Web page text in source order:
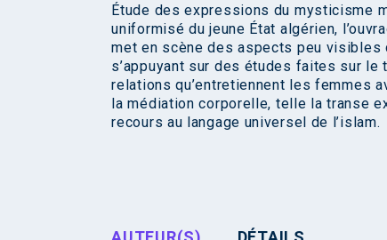
Étude des expressions du mysticisme
uniformisé du jeune État algérien,
met en scène des aspects peu visibles
s’appuyant sur des études faites sur le
relations qu’entretiennent les femmes
la médiation corporelle, telle la transe
recours au langage universel de l’islam.